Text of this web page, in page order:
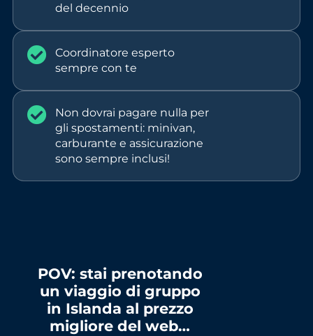
del decennio
Coordinatore esperto
sempre con te
Non dovrai pagare nulla per
gli spostamenti: minivan,
carburante e assicurazione
sono sempre inclusi!
POV: stai prenotando
un viaggio di gruppo
in Islanda al prezzo
migliore del web…